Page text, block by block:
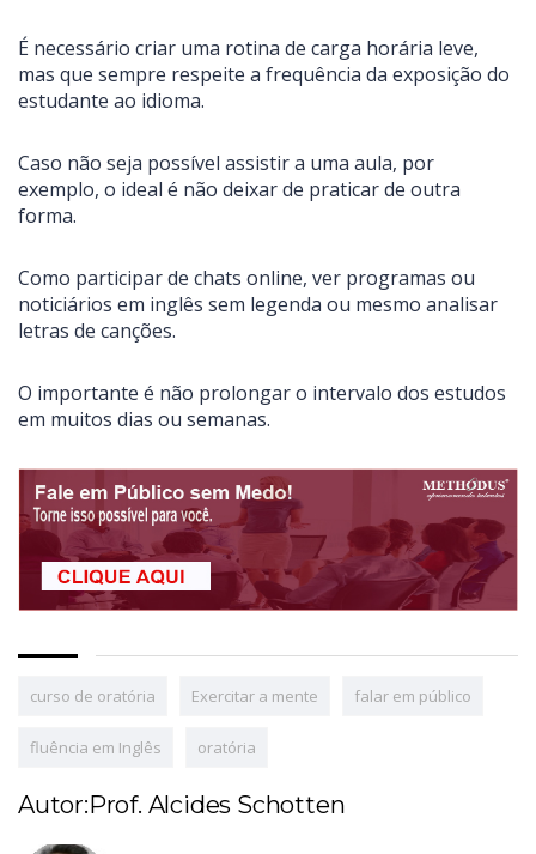
É necessário criar uma rotina de carga horária leve,
mas que sempre respeite a frequência da exposição do
estudante ao idioma.
Caso não seja possível assistir a uma aula, por
exemplo, o ideal é não deixar de praticar de outra
forma.
Como participar de chats online, ver programas ou
noticiários em inglês sem legenda ou mesmo analisar
letras de canções.
O importante é não prolongar o intervalo dos estudos
em muitos dias ou semanas.
curso de oratória Exercitar a mente falar em público
fluência em Inglês oratória
Autor:Prof. Alcides Schotten